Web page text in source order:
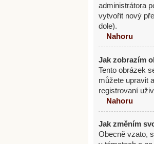
administrátora
vytvořit nový
dole).
Nahoru
Jak zobrazím
Tento obrázek
můžete upravit
registrovaní
Nahoru
Jak změním
Obecně vzato,